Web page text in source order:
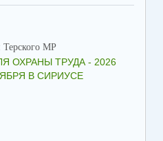
МР
ОХРАНЫ ТРУДА - 2026
В СИРИУСЕ